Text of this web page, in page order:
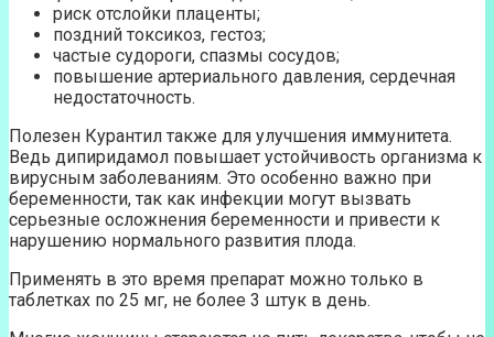
риск отслойки плаценты;
поздний токсикоз, гестоз;
частые судороги, спазмы сосудов;
повышение артериального давления, сердечная
недостаточность.
Полезен Курантил также для улучшения иммунитета.
Ведь дипиридамол повышает устойчивость организма к
вирусным заболеваниям. Это особенно важно при
беременности, так как инфекции могут вызвать
серьезные осложнения беременности и привести к
нарушению нормального развития плода.
Применять в это время препарат можно только в
таблетках по 25 мг, не более 3 штук в день.